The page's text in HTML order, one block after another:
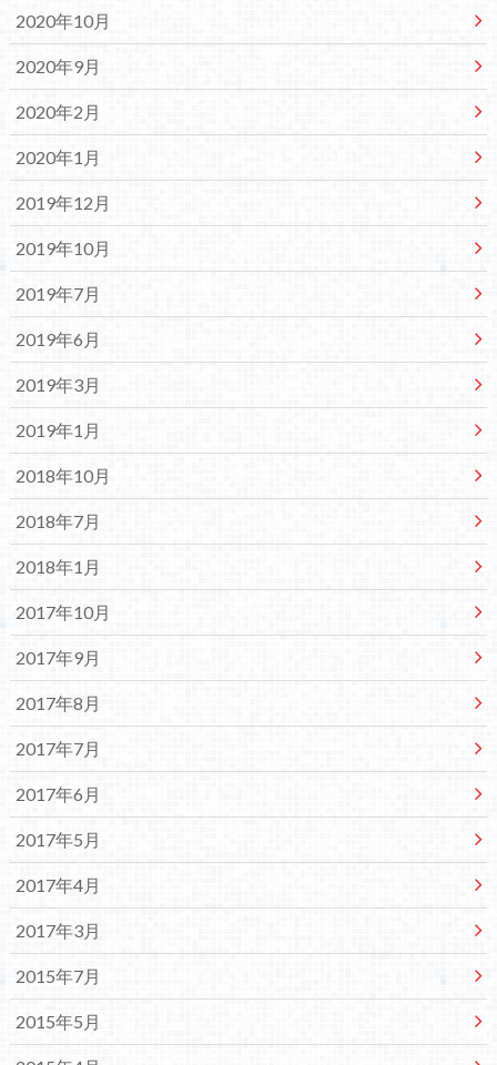
2020年10月
2020年9月
2020年2月
2020年1月
2019年12月
2019年10月
2019年7月
2019年6月
2019年3月
2019年1月
2018年10月
2018年7月
2018年1月
2017年10月
2017年9月
2017年8月
2017年7月
2017年6月
2017年5月
2017年4月
2017年3月
2015年7月
2015年5月